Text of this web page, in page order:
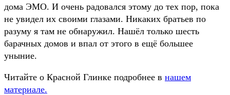
дома ЭМО. И очень радовался этому до тех пор, пока
не увидел их своими глазами. Никаких братьев по
разуму я там не обнаружил. Нашёл только шесть
барачных домов и впал от этого в ещё большее
уныние.
Читайте о Красной Глинке подробнее в нашем
материале.